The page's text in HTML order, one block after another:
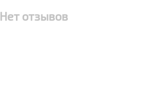
Нет отзывов